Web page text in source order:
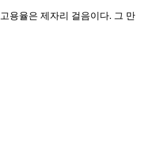
용율은 제자리 걸음이다. 그 만